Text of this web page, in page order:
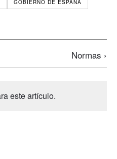
GOBIERNO DE ESPAÑA
Normas ›
este artículo.